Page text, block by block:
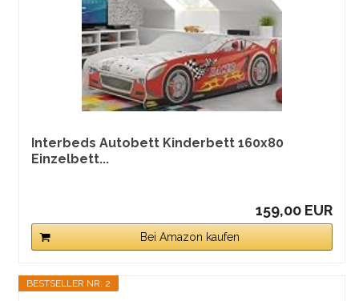
Interbeds Autobett Kinderbett 160x80
Einzelbett...
159,00 EUR
Bei Amazon kaufen
BESTSELLER NR. 2